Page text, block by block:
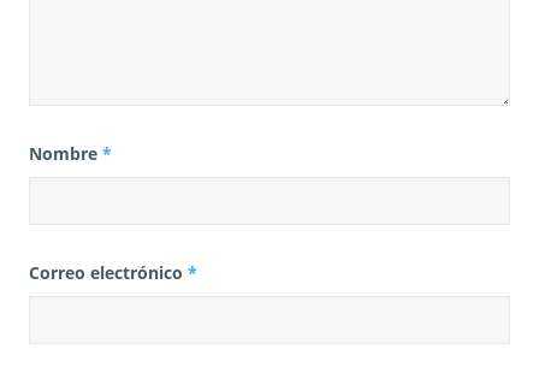
Nombre *
Correo electrónico *